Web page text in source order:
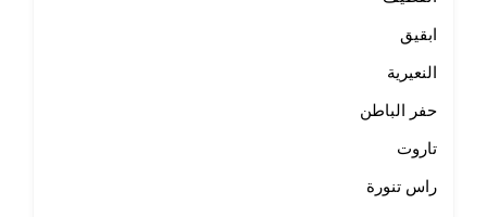
ابقيق
النعيرية
حفر الباطن
تاروت
راس تنورة